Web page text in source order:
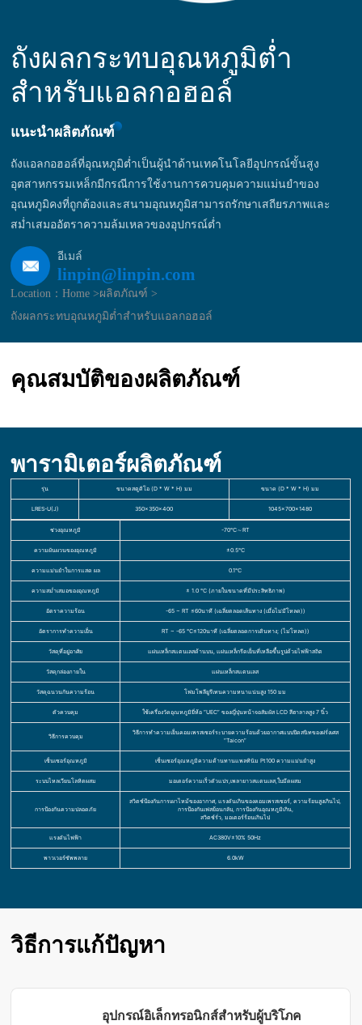
ถังผลกระทบอุณหภูมิต่ำ
สำหรับแอลกอฮอล์
แนะนำผลิตภัณฑ์
ถังแอลกอฮอล์ที่อุณหภูมิต่ำเป็นผู้นำด้านเทคโนโลยีอุปกรณ์ขั้นสูง
อุตสาหกรรมเหล็กมีกรณีการใช้งานการควบคุมความแม่นยำของ
อุณหภูมิคงที่ถูกต้องและสนามอุณหภูมิสามารถรักษาเสถียรภาพและ
สม่ำเสมออัตราความล้มเหลวของอุปกรณ์ต่ำ
อีเมล์
linpin@linpin.com
Location：Home >ผลิตภัณฑ์ >
ถังผลกระทบอุณหภูมิต่ำสำหรับแอลกอฮอล์
คุณสมบัติของผลิตภัณฑ์
พารามิเตอร์ผลิตภัณฑ์
รุ่น ขนาดสตูดิโอ (D * W * H) มม ขนาด (D * W * H) มม
LRES-U(J) 350×350×400 1045×700×1480
ช่วงอุณหภูมิ -70℃～RT
ความผันผวนของอุณหภูมิ ±0.5℃
ความแม่นยำในการแสด ผล 0.1℃
ความสม่ำเสมอของอุณหภูมิ ± 1.0 ℃ (ภายในขนาดที่มีประสิทธิภาพ)
อัตราความร้อน -65 ~ RT ≤60นาที (เฉลี่ยตลอดเส้นทาง (เมื่อไม่มีโหลด))
อัตราการทำความเย็น RT ~ -65 ℃≤120นาที (เฉลี่ยตลอดการเดินทาง; (ไม่โหลด))
วัสดุที่อยู่อาศัย แผ่นเหล็กสแตนเลสด้านบน, แผ่นเหล็กรีดเย็นที่เหลือขึ้นรูปด้วยไฟฟ้าสถิต
วัสดุกล่องภายใน แผ่นเหล็กสแตนเลส
วัสดุฉนวนกันความร้อน โฟมโพลียูรีเทนความหนาแน่นสูง 150 มม
ตัวควบคุม ใช้เครื่องวัดอุณหภูมิยี่ห้อ “UEC” ของญี่ปุ่นหน้าจอสัมผัส LCD สีฮาลาลสูง 7 นิ้ว
วิธีการควบคุม
วิธีการทำความเย็นคอมเพรสเซอร์ระบายความร้อนด้วยอากาศแบบปิดสนิทของฝรั่งเศส
“Taicon”
เซ็นเซอร์อุณหภูมิ เซ็นเซอร์อุณหภูมิความต้านทานแพลทินัม Pt100 ความแม่นยำสูง
ระบบไหลเวียนโลหิตผสม มอเตอร์ความเร็วตัวแปร,เพลายาวสแตนเลส,ใบมีดผสม
การป้องกันความปลอดภัย
สวิตช์ป้องกันการเผาไหม้ของอากาศ, แรงดันเกินของคอมเพรสเซอร์, ความร้อนสูงเกินไป,
การป้องกันเฟสย้อนกลับ, การป้องกันอุณหภูมิเกิน,
สวิตช์รั่ว, มอเตอร์ร้อนเกินไป
แรงดันไฟฟ้า AC380V±10% 50Hz
พาวเวอร์ซัพพลาย 6.0kW
วิธีการแก้ปัญหา
อุปกรณ์อิเล็กทรอนิกส์สำหรับผู้บริโภค